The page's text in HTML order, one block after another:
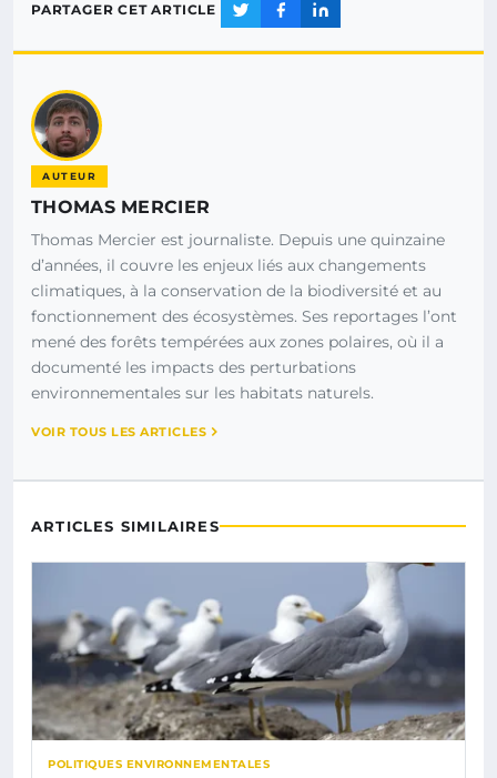
PARTAGER CET ARTICLE
AUTEUR
THOMAS MERCIER
Thomas Mercier est journaliste. Depuis une quinzaine
d’années, il couvre les enjeux liés aux changements
climatiques, à la conservation de la biodiversité et au
fonctionnement des écosystèmes. Ses reportages l’ont
mené des forêts tempérées aux zones polaires, où il a
documenté les impacts des perturbations
environnementales sur les habitats naturels.
VOIR TOUS LES ARTICLES
ARTICLES SIMILAIRES
POLITIQUES ENVIRONNEMENTALES